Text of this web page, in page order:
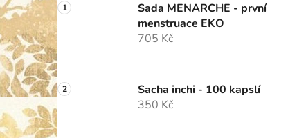
Sada MENARCHE - první
menstruace EKO
705 Kč
Sacha inchi - 100 kapslí
350 Kč